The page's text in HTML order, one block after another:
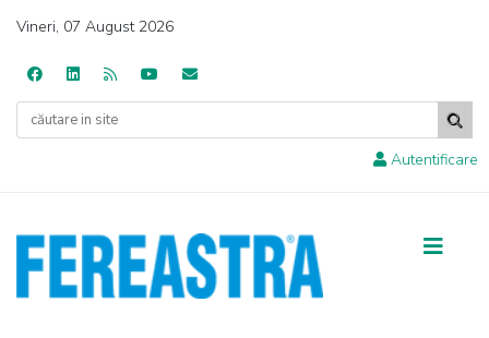
Vineri, 07 August 2026
Autentificare